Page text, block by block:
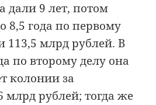
дали 9 лет, потом
8,5 года по первому
113,5 млрд рублей. В
по второму делу она
колонии за
млрд рублей; тогда же